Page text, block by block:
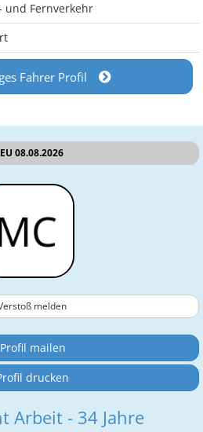
und Fernverkehr
Fahrer Profil
08.08.2026
melden
Profil mailen
drucken
Arbeit - 34 Jahre